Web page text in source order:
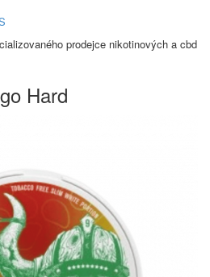
prodejce nikotinových a cbd
Hard